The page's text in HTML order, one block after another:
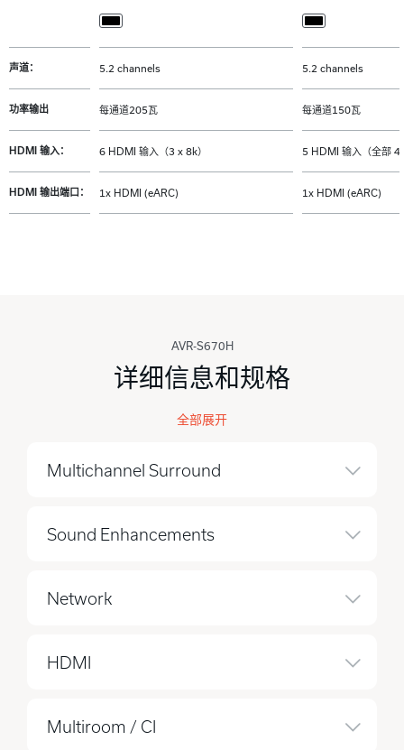
声道：
功率输出
HDMI 输入：
HDMI 输出端口：
5.2 channels
每通道205瓦
6 HDMI 输入（3 x 8k）
1x HDMI (eARC)
5.2 channels
每通道150瓦
5 HDMI 输入（全部
1x HDMI (eARC)
AVR-S670H
详细信息和规格
全部展开
Multichannel Surround
Sound Enhancements
Network
HDMI
Multiroom / CI